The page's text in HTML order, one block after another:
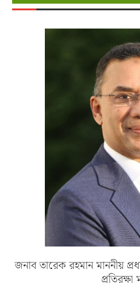
জনাব তারেক রহমান মাননীয়
প্রতিরক্ষা